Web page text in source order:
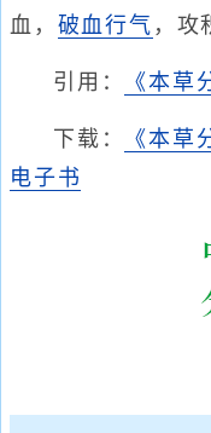
血， 破血行气 ，攻
引用： 《本草
下载： 《本草
电子书